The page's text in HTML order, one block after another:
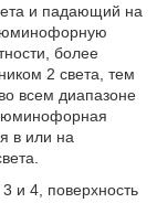
и падающий на
более
2 света, тем
всем диапазоне
в или на
и 4, поверхность